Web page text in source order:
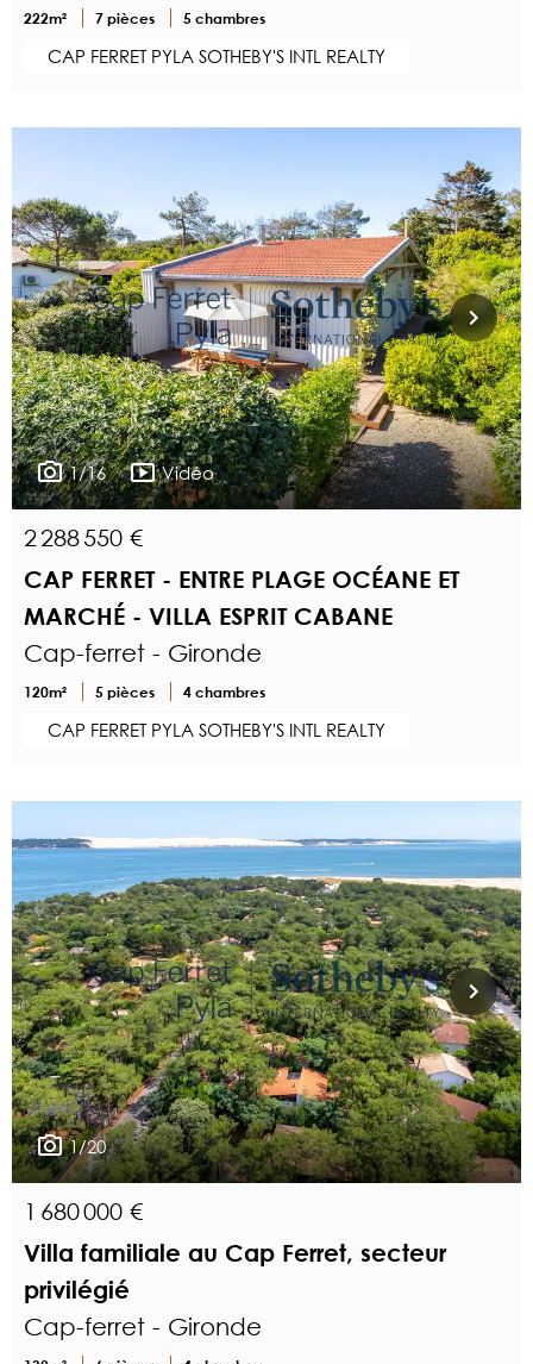
222m² 7 pièces 5 chambres
CAP FERRET PYLA SOTHEBY'S INTL REALTY
1/16 Vidéo
2 288 550 €
CAP FERRET - ENTRE PLAGE OCÉANE ET
MARCHÉ - VILLA ESPRIT CABANE
Cap-ferret - Gironde
120m² 5 pièces 4 chambres
CAP FERRET PYLA SOTHEBY'S INTL REALTY
1/20
1 680 000 €
Villa familiale au Cap Ferret, secteur
privilégié
Cap-ferret - Gironde